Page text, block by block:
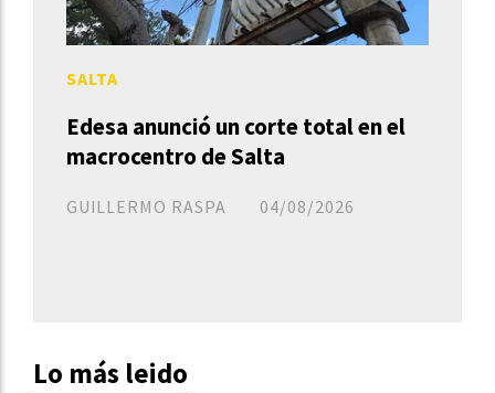
Edesa anunció un corte total en el
macrocentro de Salta
GUILLERMO RASPA
SALTA
04/08/2026
Lo más leido